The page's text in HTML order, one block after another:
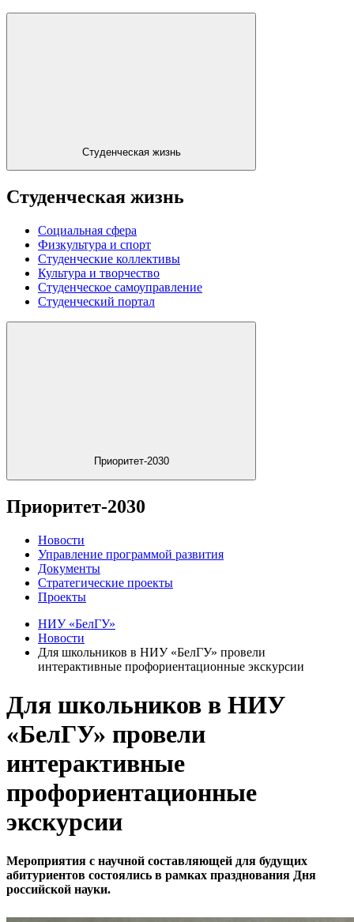
Студенческая жизнь
Студенческая жизнь
Социальная сфера
Физкультура и спорт
Студенческие коллективы
Культура и творчество
Студенческое самоуправление
Студенческий портал
Приоритет-2030
Приоритет-2030
Новости
Управление программой развития
Документы
Стратегические проекты
Проекты
НИУ «БелГУ»
Новости
Для школьников в НИУ «БелГУ» провели
интерактивные профориентационные экскурсии
Для школьников в НИУ
«БелГУ» провели
интерактивные
профориентационные
экскурсии
Мероприятия с научной составляющей для будущих
абитуриентов состоялись в рамках празднования Дня
российской науки.